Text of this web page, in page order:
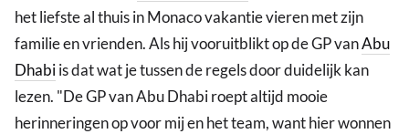
het liefste al thuis in Monaco vakantie vieren met zijn
familie en vrienden. Als hij vooruitblikt op de GP vanAbu
Dhabiis dat wat je tussen de regels door duidelijk kan
lezen. "De GP van Abu Dhabi roept altijd mooie
herinneringen op voor mij en het team, want hier wonnen